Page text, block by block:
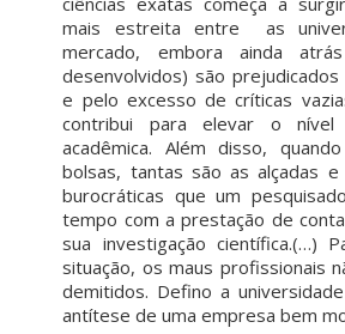
mais estreita entre as
mercado, embora ainda
desenvolvidos) são prejudicados
e pelo excesso de críticas
contribui para elevar o nível
acadêmica. Além disso,
bolsas, tantas são as alçadas e
burocráticas que um
tempo com a prestação de
sua investigação científica.(…)
situação, os maus profissionais
demitidos. Defino a
antítese de uma empresa bem